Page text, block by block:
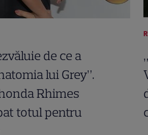
de ce a
lui Grey”.
Rhimes
totul pentru